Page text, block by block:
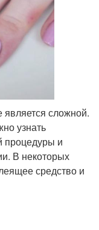
является сложной.
узнать
процедуры и
В некоторых
средство и